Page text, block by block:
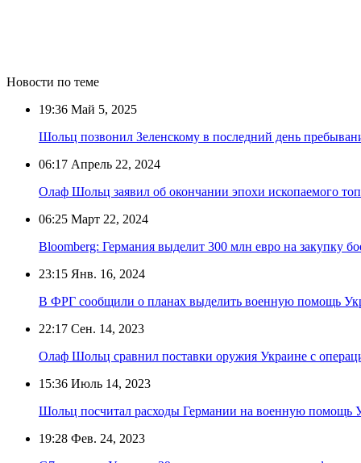
Новости по теме
19:36 Май 5, 2025
Шольц позвонил Зеленскому в последний день
06:17 Апрель 22, 2024
Олаф Шольц заявил об окончании эпохи ископаемого
06:25 Март 22, 2024
Bloomberg: Германия выделит 300 млн евро на закупку
23:15 Янв. 16, 2024
В ФРГ сообщили о планах выделить военную помощь
22:17 Сен. 14, 2023
Олаф Шольц сравнил поставки оружия Украине с
15:36 Июль 14, 2023
Шольц посчитал расходы Германии на военную помощь
19:28 Фев. 24, 2023